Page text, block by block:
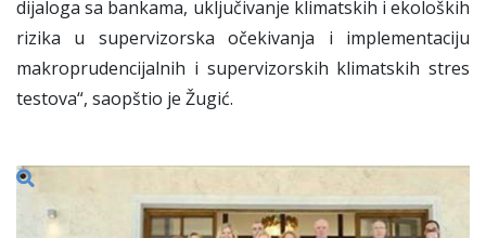
dijaloga sa bankama, uključivanje klimatskih i ekoloških
rizika u supervizorska očekivanja i implementaciju
makroprudencijalnih i supervizorskih klimatskih stres
testova“, saopštio je Žugić.